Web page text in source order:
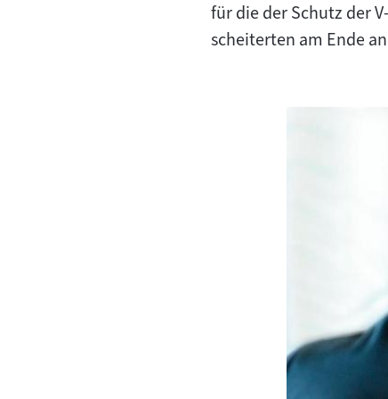
für die der Schutz der
scheiterten am Ende